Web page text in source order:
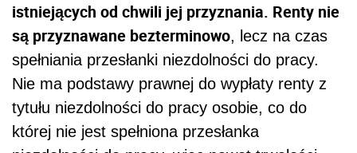
istniejących od chwili jej przyznania. Renty nie
są przyznawane bezterminowo, lecz na czas
spełniania przesłanki niezdolności do pracy.
Nie ma podstawy prawnej do wypłaty renty z
tytułu niezdolności do pracy osobie, co do
której nie jest spełniona przesłanka